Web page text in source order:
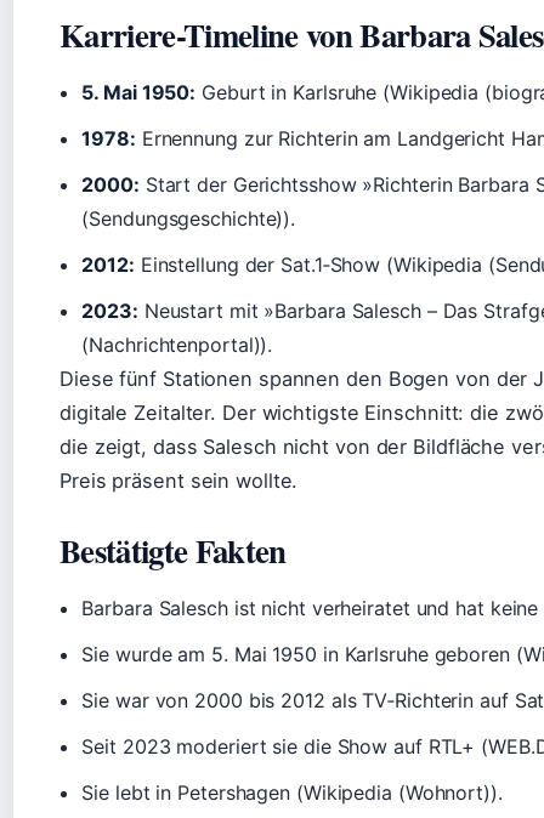
Karriere-Timeline von Barbara
5. Mai 1950: Geburt in Karlsruhe (Wikipedia
1978: Ernennung zur Richterin am Landgericht
2000: Start der Gerichtsshow »Richterin Barbara
(Sendungsgeschichte)).
2012: Einstellung der Sat.1‑Show (Wikipedia
2023: Neustart mit »Barbara Salesch – Das
(Nachrichtenportal)).
Diese fünf Stationen spannen den Bogen von der
digitale Zeitalter. Der wichtigste Einschnitt: die
die zeigt, dass Salesch nicht von der Bildfläche
Preis präsent sein wollte.
Bestätigte Fakten
Barbara Salesch ist nicht verheiratet und hat
Sie wurde am 5. Mai 1950 in Karlsruhe geboren
Sie war von 2000 bis 2012 als TV‑Richterin auf
Seit 2023 moderiert sie die Show auf RTL+
Sie lebt in Petershagen (Wikipedia (Wohnort)).